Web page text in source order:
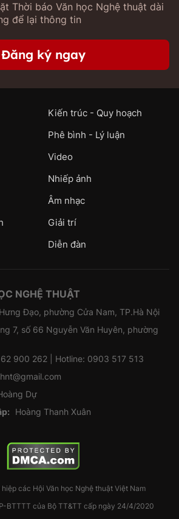
Thời báo Văn học Nghệ thuật dài
để lại thông tin
Đăng ký ngay
Kiến trúc - Quy hoạch
Phê bình - Lý luận
Video
Nhiếp ảnh
Âm nhạc
Giải trí
Diễn đàn
NGHỆ THUẬT
Đạo, phường Cửa Nam, TP.Hà Nội
7, số 66 Nguyễn Văn Huyên, phường
900 262 | Hotline: 0903 517 513
Dự
Hoàng Thanh Xuân
các Hội Văn học Nghệ thuật Việt Nam
BTTTT của Bộ TT&TT cấp ngày 24/4/2020